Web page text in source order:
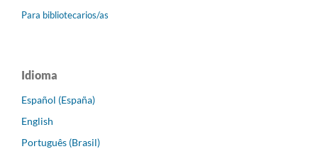
Para bibliotecarios/as
Idioma
Español (España)
English
Português (Brasil)